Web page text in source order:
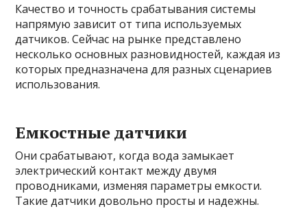
Качество и точность срабатывания системы
напрямую зависит от типа используемых
датчиков. Сейчас на рынке представлено
несколько основных разновидностей, каждая из
которых предназначена для разных сценариев
использования.
Емкостные датчики
Они срабатывают, когда вода замыкает
электрический контакт между двумя
проводниками, изменяя параметры емкости.
Такие датчики довольно просты и надежны.